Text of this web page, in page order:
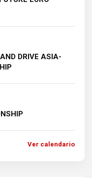
DRIVE ASIA-
Ver calendario